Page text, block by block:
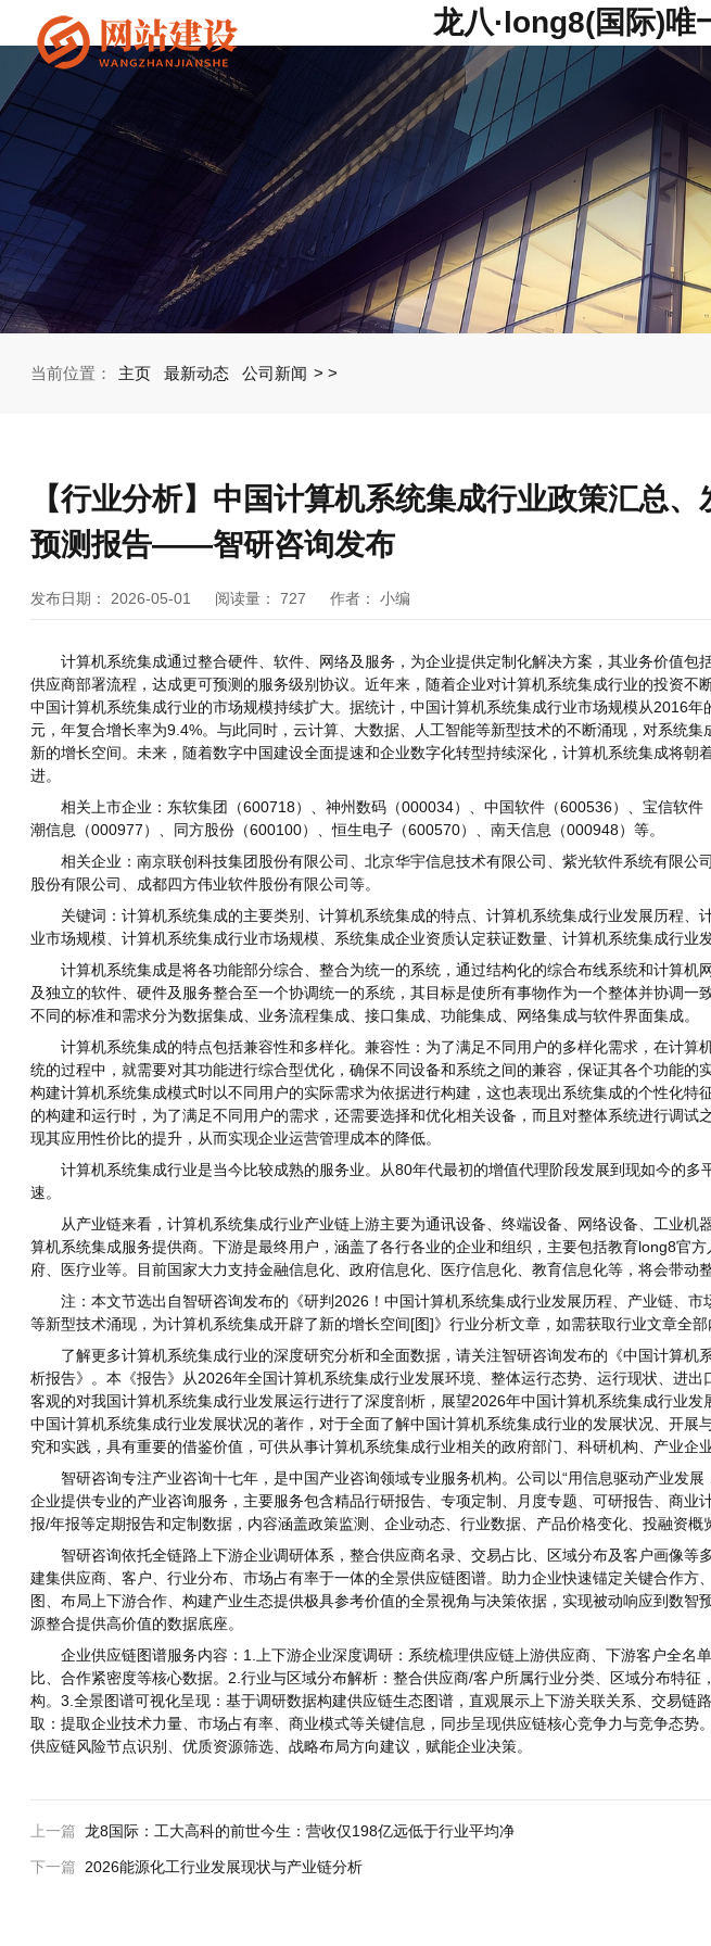
龙八·long8(国际)唯
当前位置： 主页 >
最新动态 >
公司新闻
【行业分析】中国计算机系统集成行业政策汇总
预测报告——智研咨询发布
发布日期： 2026-05-01 阅读量： 727 作者： 小编
计算机系统集成通过整合硬件、软件、网络及服务，为企业提供定制化解决方案，其业务价值包
供应商部署流程，达成更可预测的服务级别协议。近年来，随着企业对计算机系统集成行业的投资不
中国计算机系统集成行业的市场规模持续扩大。据统计，中国计算机系统集成行业市场规模从2016
元，年复合增长率为9.4%。与此同时，云计算、大数据、人工智能等新型技术的不断涌现，对系统集
新的增长空间。未来，随着数字中国建设全面提速和企业数字化转型持续深化，计算机系统集成将朝
进。
相关上市企业：东软集团（600718）、神州数码（000034）、中国软件（600536）、宝信软件
潮信息（000977）、同方股份（600100）、恒生电子（600570）、南天信息（000948）等。
相关企业：南京联创科技集团股份有限公司、北京华宇信息技术有限公司、紫光软件系统有限公
股份有限公司、成都四方伟业软件股份有限公司等。
关键词：计算机系统集成的主要类别、计算机系统集成的特点、计算机系统集成行业发展历程、
业市场规模、计算机系统集成行业市场规模、系统集成企业资质认定获证数量、计算机系统集成行业
计算机系统集成是将各功能部分综合、整合为统一的系统，通过结构化的综合布线系统和计算机
及独立的软件、硬件及服务整合至一个协调统一的系统，其目标是使所有事物作为一个整体并协调一
不同的标准和需求分为数据集成、业务流程集成、接口集成、功能集成、网络集成与软件界面集成。
计算机系统集成的特点包括兼容性和多样化。兼容性：为了满足不同用户的多样化需求，在计算
统的过程中，就需要对其功能进行综合型优化，确保不同设备和系统之间的兼容，保证其各个功能的
构建计算机系统集成模式时以不同用户的实际需求为依据进行构建，这也表现出系统集成的个性化特
的构建和运行时，为了满足不同用户的需求，还需要选择和优化相关设备，而且对整体系统进行调试
现其应用性价比的提升，从而实现企业运营管理成本的降低。
计算机系统集成行业是当今比较成熟的服务业。从80年代最初的增值代理阶段发展到现如今的多
速。
从产业链来看，计算机系统集成行业产业链上游主要为通讯设备、终端设备、网络设备、工业机
算机系统集成服务提供商。下游是最终用户，涵盖了各行各业的企业和组织，主要包括教育long8官方
府、医疗业等。目前国家大力支持金融信息化、政府信息化、医疗信息化、教育信息化等，将会带动
注：本文节选出自智研咨询发布的《研判2026！中国计算机系统集成行业发展历程、产业链、市
等新型技术涌现，为计算机系统集成开辟了新的增长空间[图]》行业分析文章，如需获取行业文章全部
了解更多计算机系统集成行业的深度研究分析和全面数据，请关注智研咨询发布的《中国计算机
析报告》。本《报告》从2026年全国计算机系统集成行业发展环境、整体运行态势、运行现状、进出
客观的对我国计算机系统集成行业发展运行进行了深度剖析，展望2026年中国计算机系统集成行业
中国计算机系统集成行业发展状况的著作，对于全面了解中国计算机系统集成行业的发展状况、开展
究和实践，具有重要的借鉴价值，可供从事计算机系统集成行业相关的政府部门、科研机构、产业企
智研咨询专注产业咨询十七年，是中国产业咨询领域专业服务机构。公司以“用信息驱动产业发展
企业提供专业的产业咨询服务，主要服务包含精品行研报告、专项定制、月度专题、可研报告、商业
报/年报等定期报告和定制数据，内容涵盖政策监测、企业动态、行业数据、产品价格变化、投融资概
智研咨询依托全链路上下游企业调研体系，整合供应商名录、交易占比、区域分布及客户画像等
建集供应商、客户、行业分布、市场占有率于一体的全景供应链图谱。助力企业快速锚定关键合作方
图、布局上下游合作、构建产业生态提供极具参考价值的全景视角与决策依据，实现被动响应到数智
源整合提供高价值的数据底座。
企业供应链图谱服务内容：1.上下游企业深度调研：系统梳理供应链上游供应商、下游客户全名
比、合作紧密度等核心数据。2.行业与区域分布解析：整合供应商/客户所属行业分类、区域分布特征
构。3.全景图谱可视化呈现：基于调研数据构建供应链生态图谱，直观展示上下游关联关系、交易链
取：提取企业技术力量、市场占有率、商业模式等关键信息，同步呈现供应链核心竞争力与竞争态势
供应链风险节点识别、优质资源筛选、战略布局方向建议，赋能企业决策。
上一篇 龙8国际：工大高科的前世今生：营收仅198亿远低于行业平均净
下一篇 2026能源化工行业发展现状与产业链分析